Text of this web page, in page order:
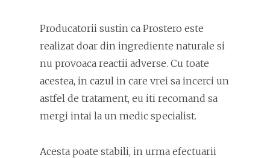
Producatorii sustin ca Prostero este
realizat doar din ingrediente naturale si
nu provoaca reactii adverse. Cu toate
acestea, in cazul in care vrei sa incerci un
astfel de tratament, eu iti recomand sa
mergi intai la un medic specialist.
Acesta poate stabili, in urma efectuarii